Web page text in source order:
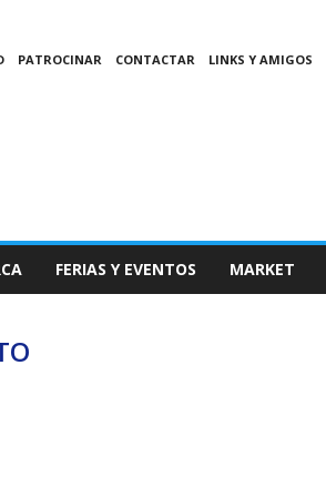
PATROCINAR CONTACTAR LINKS Y AMIGOS
FERIAS Y EVENTOS MARKET